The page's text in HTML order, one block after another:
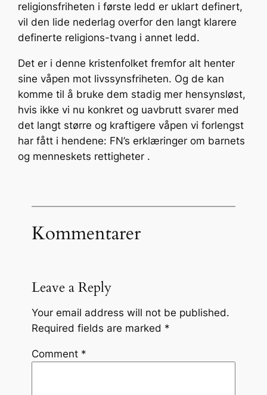
religionsfriheten i første ledd er uklart definert,
vil den lide nederlag overfor den langt klarere
definerte religions-tvang i annet ledd.
Det er i denne kristenfolket fremfor alt henter
sine våpen mot livssynsfriheten. Og de kan
komme til å bruke dem stadig mer hensynsløst,
hvis ikke vi nu konkret og uavbrutt svarer med
det langt større og kraftigere våpen vi forlengst
har fått i hendene: FN’s erklæringer om barnets
og menneskets rettigheter .
Kommentarer
Leave a Reply
Your email address will not be published.
Required fields are marked *
Comment *